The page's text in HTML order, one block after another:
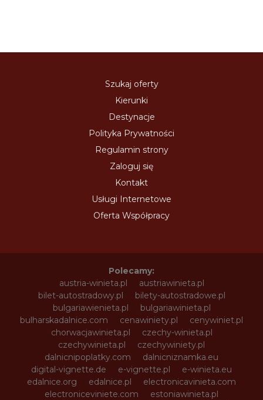
Szukaj oferty
Kierunki
Destynacje
Polityka Prywatności
Regulamin strony
Zaloguj się
Kontakt
Usługi Internetowe
Oferta Współpracy
Polecamy:
austria-winieta.pl
austriawinieta.pl
bilet-autostradowy.pl
bilety-autostradowe.pl
bulgariawienieta.pl
bulgariawinieta.pl
bulharskadalnice.com
cenawiniety.pl
cenywiniet.pl
chorwacjawinieta.pl
czechy-winieta.pl
czechywinieta.pl
czechywiniety.pl
dalnicnipoplatky.com
dalnicniznamka.eu
digital-vignette.de
e-vignette.pl
e-winieta.eu
edalnice.org
edalnice.pl
electronicavinieta.com
electroniceviniete.com
estoniawinieta.pl